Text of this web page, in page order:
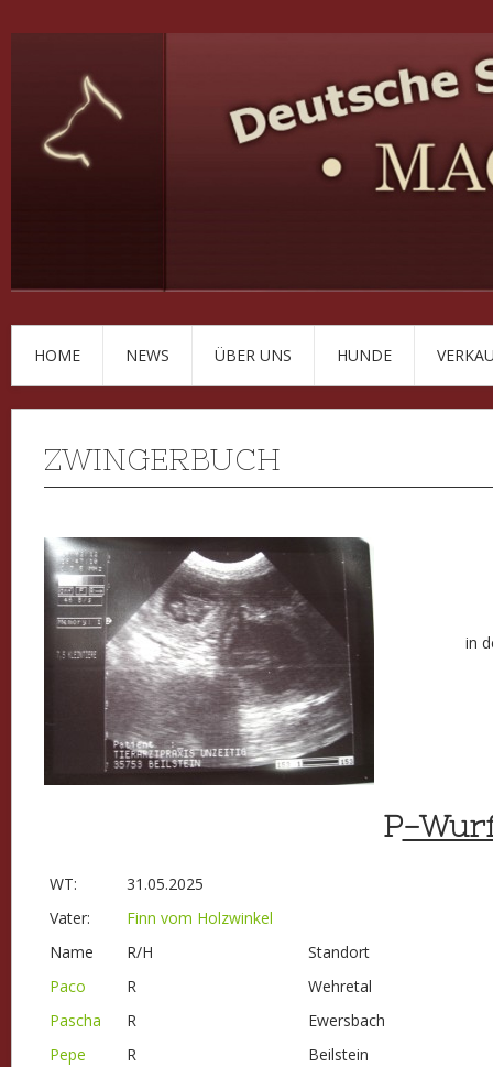
HOME NEWS ÜBER UNS HUNDE
ZWINGERBUCH
in
P-
WT:
31.05.2025
Vater:
Finn vom Holzwinkel
Name
R/H
Standort
Paco
R
Wehretal
Pascha
R
Ewersbach
Pepe
R
Beilstein